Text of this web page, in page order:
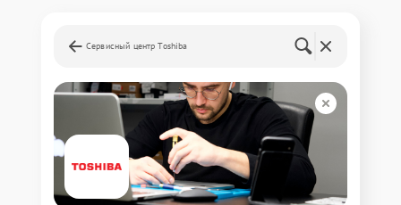
Сервисный центр Toshiba